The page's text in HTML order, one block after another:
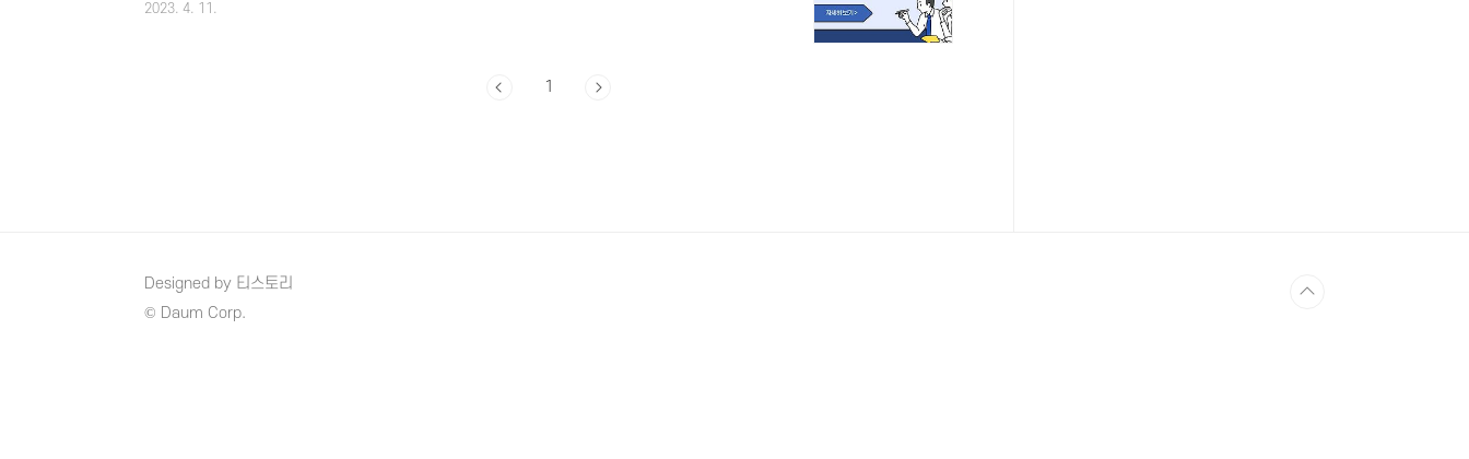
서울시 역세권 청년주택 공공임대 접수일정입니다. 접수일정 - 23.4.12 (수) 10:00 ~23.4.14
2023. 4. 11.
1
Designed by 티스토리
© Daum Corp.